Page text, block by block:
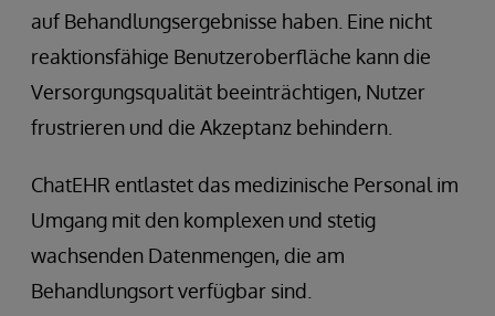
auf Behandlungsergebnisse haben. Eine nicht
reaktionsfähige Benutzeroberfläche kann die
Versorgungsqualität beeinträchtigen, Nutzer
frustrieren und die Akzeptanz behindern.
ChatEHR entlastet das medizinische Personal im
Umgang mit den komplexen und stetig
wachsenden Datenmengen, die am
Behandlungsort verfügbar sind.